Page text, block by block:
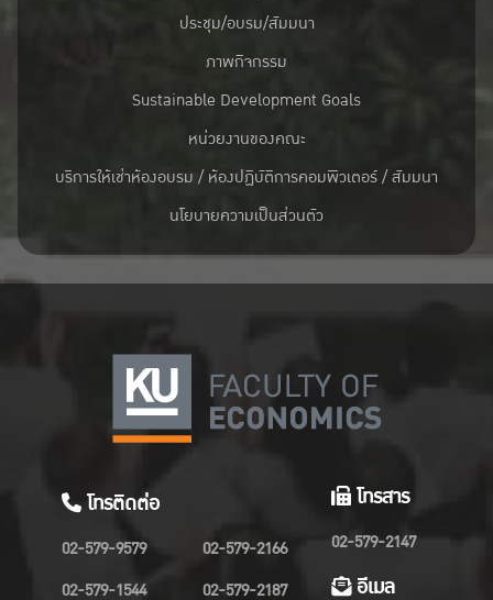
ประชุม/อบรม/สัมมนา
ภาพกิจกรรม
Sustainable Development Goals
หน่วยงานของคณะ
บริการให้เช่าห้องอบรม / ห้องปฏิบัติการคอมพิวเตอร์ / สัมมนา
นโยบายความเป็นส่วนตัว
โทรติดต่อ
02-579-9579
02-579-1544
02-579-2166
02-579-2187
โทรสาร
02-579-2147
อีเมล